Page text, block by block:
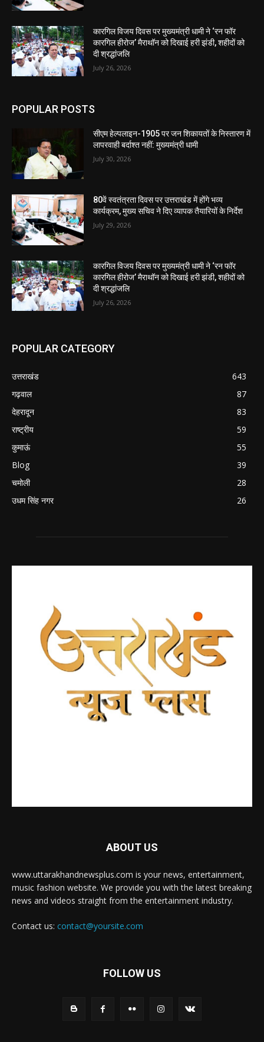
कारगिल विजय दिवस पर मुख्यमंत्री धामी ने ‘रन फॉर
कारगिल हीरोज’ मैराथॉन को दिखाई हरी झंडी, शहीदों को
दी श्रद्धांजलि
July 26, 2026
POPULAR POSTS
सीएम हेल्पलाइन-1905 पर जन शिकायतों के निस्तारण में
लापरवाही बर्दाश्त नहीं: मुख्यमंत्री धामी
July 30, 2026
80वें स्वतंत्रता दिवस पर उत्तराखंड में होंगे भव्य
कार्यक्रम, मुख्य सचिव ने दिए व्यापक तैयारियों के निर्देश
July 29, 2026
कारगिल विजय दिवस पर मुख्यमंत्री धामी ने ‘रन फॉर
कारगिल हीरोज’ मैराथॉन को दिखाई हरी झंडी, शहीदों को
दी श्रद्धांजलि
July 26, 2026
POPULAR CATEGORY
उत्तराखंड
643
गढ़वाल
87
देहरादून
83
राष्ट्रीय
59
कुमाऊं
55
Blog
39
चमोली
28
उधम सिंह नगर
26
ABOUT US
www.uttarakhandnewsplus.com is your news, entertainment,
music fashion website. We provide you with the latest breaking
news and videos straight from the entertainment industry.
Contact us: contact@yoursite.com
FOLLOW US